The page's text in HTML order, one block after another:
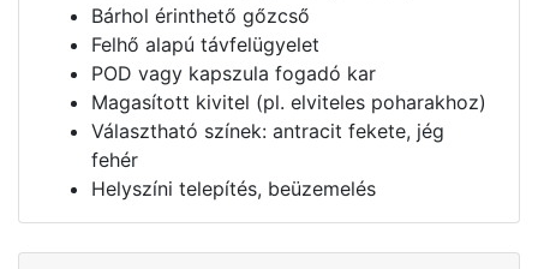
Bárhol érinthető gőzcső
Felhő alapú távfelügyelet
POD vagy kapszula fogadó kar
Magasított kivitel (pl. elviteles poharakhoz)
Választható színek: antracit fekete, jég
fehér
Helyszíni telepítés, beüzemelés